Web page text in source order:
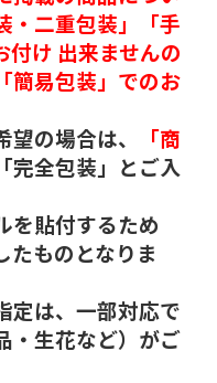
・二重包装」「手
け 出来ませんの
簡易包装」でのお
の場合は、
「商
完全包装」とご入
を貼付するため
たものとなりま
定は、一部対応で
・生花など）がご